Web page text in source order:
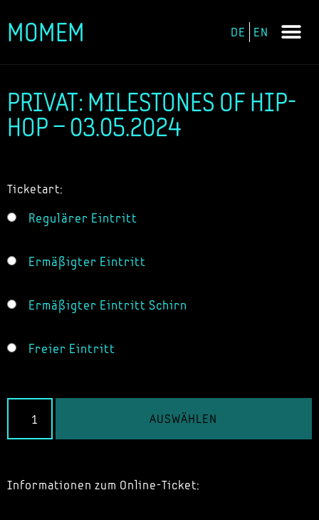
Zum
MOMEM DE EN
PRIVAT: MILESTONES OF HIP-
HOP – 03.05.2024
Ticketart:
Regulärer Eintritt
Ermäßigter Eintritt
Ermäßigter Eintritt Schirn
Freier Eintritt
AUSWÄHLEN
Informationen zum Online-Ticket: